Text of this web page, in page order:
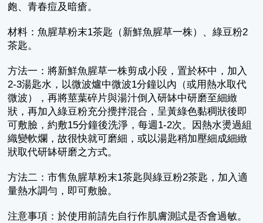
皰、青春痘及暗瘡。
材料：魚腥草粉末1茶匙（新鮮魚腥草一株）、綠豆粉2
茶匙。
方法一：將新鮮魚腥草一株剪成小段，置於杯中，加入
2-3湯匙水，以微波爐中微波1分鐘以內（或用熱水取代
微波），再將莖葉碎片與湯汁倒入研缽中研磨至細緻
狀，再加入綠豆粉充分攪拌混合，呈黃綠色黏稠狀後即
可敷臉，約敷15分鐘後洗淨，每週1-2次。因熱水燙過組
織變軟爛，故很快就可磨細，或以湯匙稍加壓細成細緻
狀取代研缽研磨之方式。
方法二：市售魚腥草粉末1茶匙與綠豆粉2茶匙，加入適
量熱水調勻，即可敷臉。
注意事項：於使用前請先自行作肌膚測試是否會過敏。